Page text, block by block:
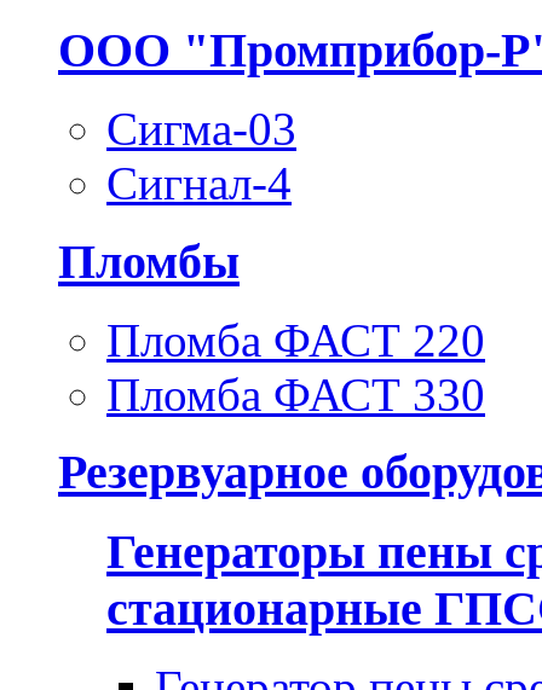
ООО "Промприбор-
Сигма-03
Сигнал-4
Пломбы
Пломба ФАСТ 220
Пломба ФАСТ 330
Резервуарное
Генераторы пены
стационарные